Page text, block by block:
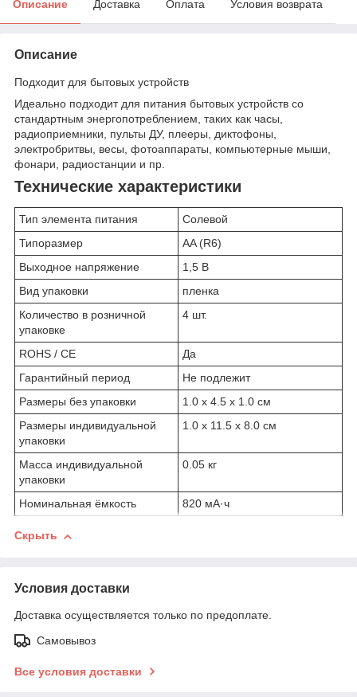
Описание Доставка Оплата Условия возврата
Описание
Подходит для бытовых устройств
Идеально подходит для питания бытовых устройств со
стандартным энергопотреблением, таких как часы,
радиоприемники, пульты ДУ, плееры, диктофоны,
электробритвы, весы, фотоаппараты, компьютерные мыши,
фонари, радиостанции и пр.
Технические характеристики
Тип элемента питания
Солевой
Типоразмер
AA (R6)
Выходное напряжение
1,5 В
Вид упаковки
пленка
Количество в розничной
упаковке
4 шт.
ROHS / CE
Да
Гарантийный период
Не подлежит
Размеры без упаковки
1.0 x 4.5 x 1.0 см
Размеры индивидуальной
упаковки
1.0 x 11.5 x 8.0 см
Масса индивидуальной
упаковки
0.05 кг
Номинальная ёмкость 820 мА·ч
Скрыть
Условия доставки
Доставка осуществляется только по предоплате.
Самовывоз
Все условия доставки